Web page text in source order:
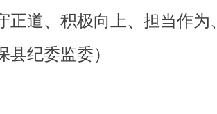
道、积极向上、担当作为
纪委监委）